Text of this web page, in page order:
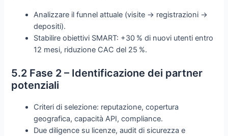
Analizzare il funnel attuale (visite → registrazioni →
depositi).
Stabilire obiettivi SMART: +30 % di nuovi utenti entro
12 mesi, riduzione CAC del 25 %.
5.2 Fase 2 – Identificazione dei partner
potenziali
Criteri di selezione: reputazione, copertura
geografica, capacità API, compliance.
Due diligence su licenze, audit di sicurezza e